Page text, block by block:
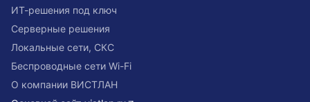
ИТ-решения под ключ
Серверные решения
Локальные сети, СКС
Беспроводные сети Wi-Fi
О компании ВИСТЛАН